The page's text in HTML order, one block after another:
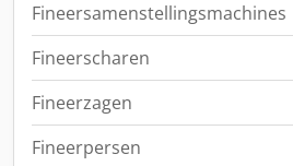
Fineersamenstellingsmachines
Fineerscharen
Fineerzagen
Fineerpersen